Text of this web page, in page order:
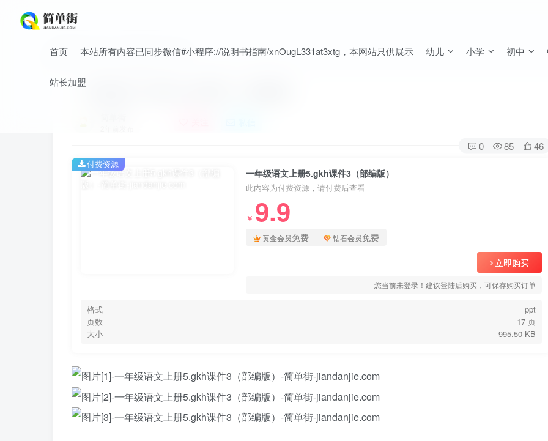
首页 本站所有内容已同步微信#小程序://说明书指南/xnOugL331at3xtg，本网站只供展示 幼儿 小学 初中
站长加盟
首页 小学 小学语文 正文
一年级语文上册5.gkh课件3（部编版）
0 85 46
一年级语文上册5.gkh课件3（部编版）
此内容为付费资源，请付费后查看
￥ 9.9
黄金会员免费 钻石会员免费
立即购买
您当前未登录！建议登陆后购买，可保存购买订单
格式
ppt
页数
17 页
大小
995.50 KB
付费资源